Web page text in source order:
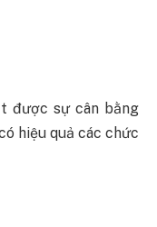
được sự cân bằng
hiệu quả các chức